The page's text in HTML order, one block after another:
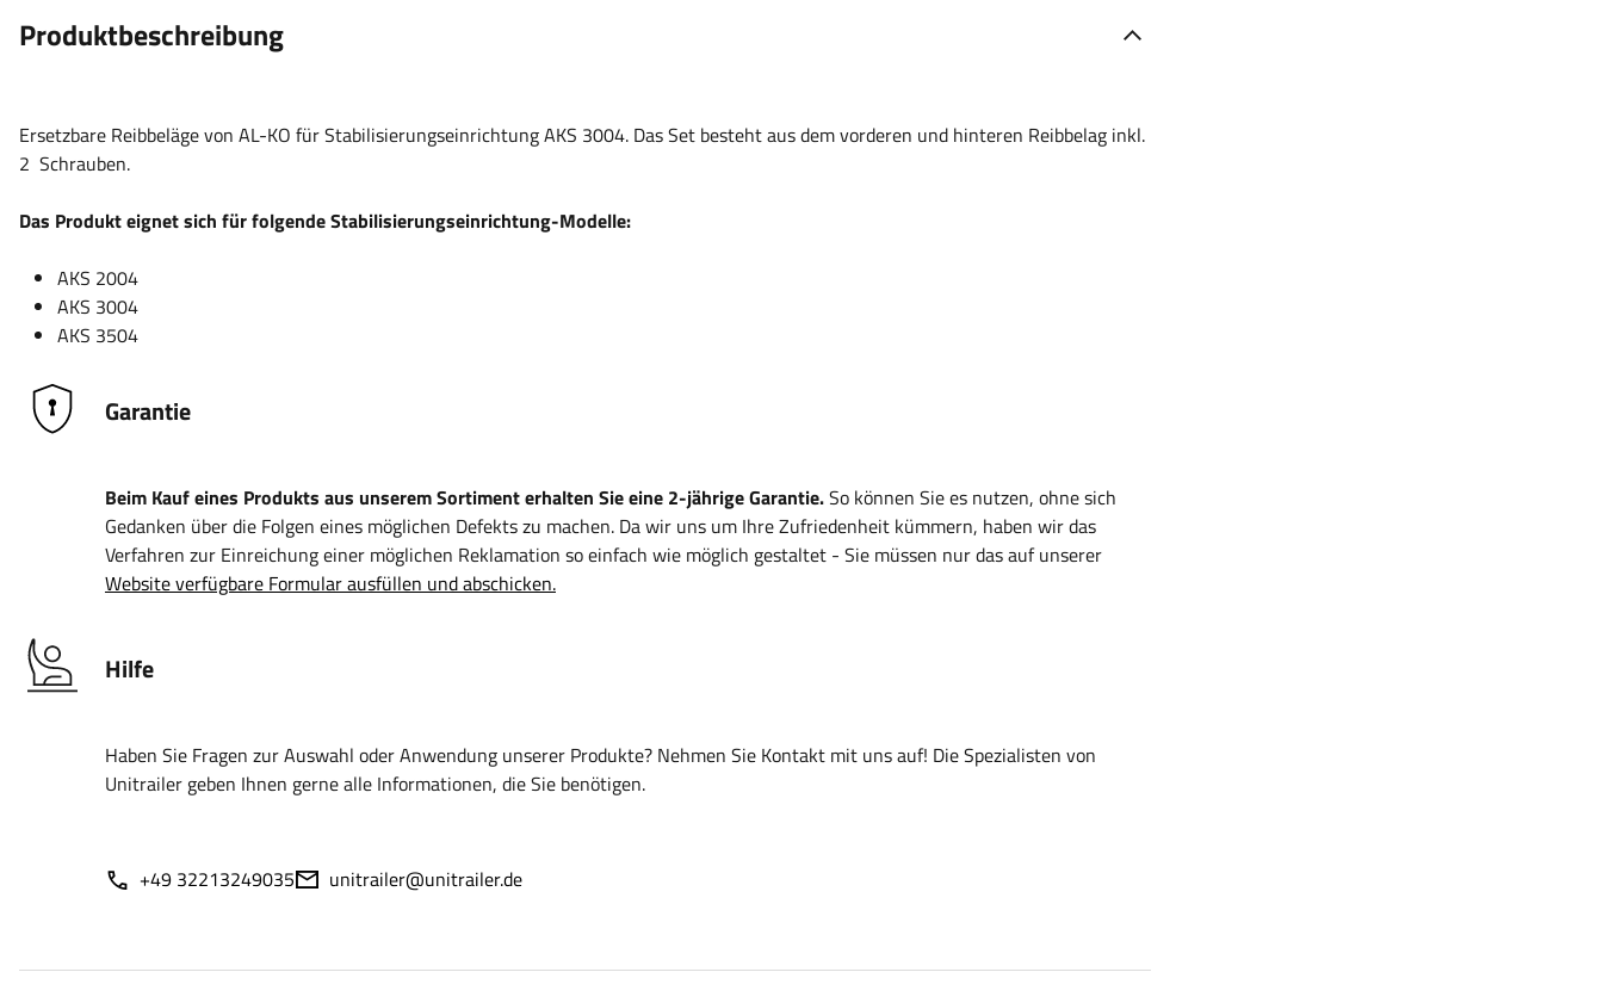
Produktbeschreibung
Ersetzbare Reibbeläge von AL-KO für Stabilisierungseinrichtung AKS 3004. Das Set besteht aus dem vorderen und hinteren Reibbelag inkl.
2 Schrauben.
Das Produkt eignet sich für folgende Stabilisierungseinrichtung-Modelle:
AKS 2004
AKS 3004
AKS 3504
Garantie
Beim Kauf eines Produkts aus unserem Sortiment erhalten Sie eine 2-jährige Garantie.So können Sie es nutzen, ohne sich
Gedanken über die Folgen eines möglichen Defekts zu machen. Da wir uns um Ihre Zufriedenheit kümmern, haben wir das
Verfahren zur Einreichung einer möglichen Reklamation so einfach wie möglich gestaltet - Sie müssen nur das auf unserer
Website verfügbare Formular ausfüllen und abschicken.
Hilfe
Haben Sie Fragen zur Auswahl oder Anwendung unserer Produkte? Nehmen Sie Kontakt mit uns auf! Die Spezialisten von
Unitrailer geben Ihnen gerne alle Informationen, die Sie benötigen.
+49 32213249035 unitrailer@unitrailer.de